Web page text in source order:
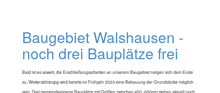
Baugebiet Walshausen -
noch drei Bauplätze frei
Bald ist es soweit, die Erschließungsarbeiten an unserem Baugebiet neigen sich dem Ende
zu. Wetterabhängig wird bereits im Frühjahr 2023 eine Bebauung der Grundstücke möglich
sein. Drei gemeindeeigene Bauplätze mit Größen zwischen 450 -650qm stehen aktuell noch